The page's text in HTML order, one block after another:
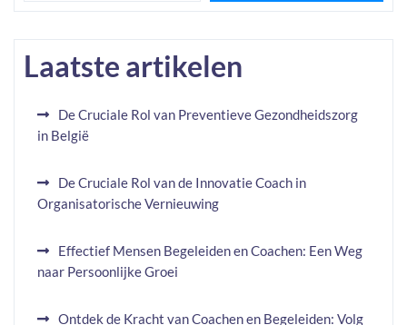
Laatste artikelen
De Cruciale Rol van Preventieve Gezondheidszorg
in België
De Cruciale Rol van de Innovatie Coach in
Organisatorische Vernieuwing
Effectief Mensen Begeleiden en Coachen: Een Weg
naar Persoonlijke Groei
Ontdek de Kracht van Coachen en Begeleiden: Volg